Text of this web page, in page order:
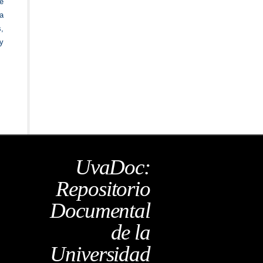
UvaDoc:
Repositorio
Documental
de la
Universidad